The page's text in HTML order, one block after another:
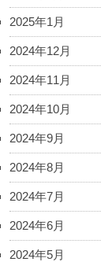
2025年1月
2024年12月
2024年11月
2024年10月
2024年9月
2024年8月
2024年7月
2024年6月
2024年5月